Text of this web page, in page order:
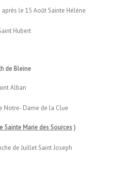
le 15 Août Sainte Hélène
Hubert
de Bleine
Alban
Notre- Dame de la Clue
Sainte Marie des Sources)
de Juillet Saint Joseph